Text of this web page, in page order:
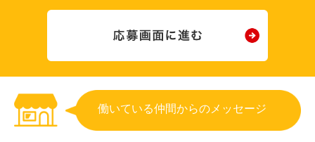
働いている仲間からのメッセージ